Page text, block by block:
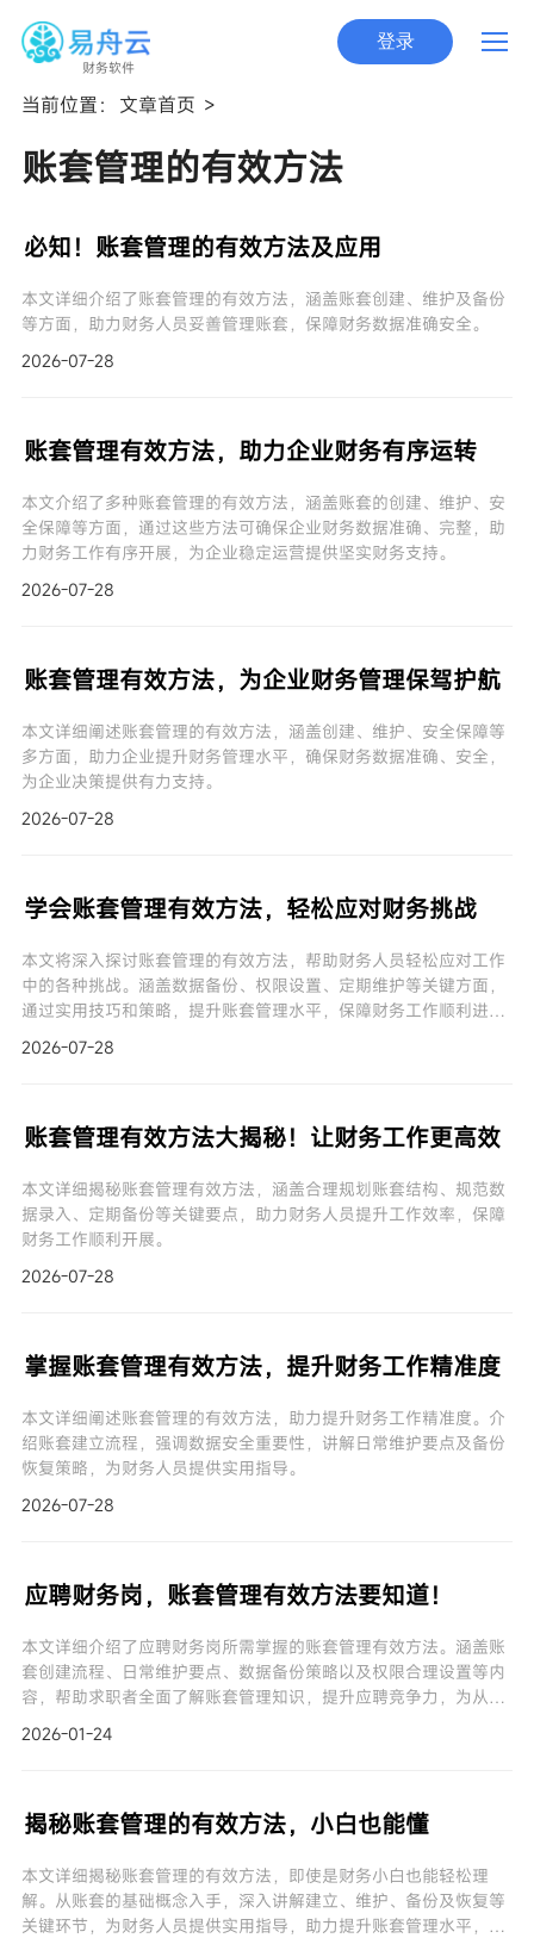
财务软件
登录
当前位置： 文章首页 >
账套管理的有效方法
必知！账套管理的有效方法及应用
本文详细介绍了账套管理的有效方法，涵盖账套创建、维护及备份
等方面，助力财务人员妥善管理账套，保障财务数据准确安全。
2026-07-28
账套管理有效方法，助力企业财务有序运转
本文介绍了多种账套管理的有效方法，涵盖账套的创建、维护、安
全保障等方面，通过这些方法可确保企业财务数据准确、完整，助
力财务工作有序开展，为企业稳定运营提供坚实财务支持。
2026-07-28
账套管理有效方法，为企业财务管理保驾护航
本文详细阐述账套管理的有效方法，涵盖创建、维护、安全保障等
多方面，助力企业提升财务管理水平，确保财务数据准确、安全，
为企业决策提供有力支持。
2026-07-28
学会账套管理有效方法，轻松应对财务挑战
本文将深入探讨账套管理的有效方法，帮助财务人员轻松应对工作
中的各种挑战。涵盖数据备份、权限设置、定期维护等关键方面，
通过实用技巧和策略，提升账套管理水平，保障财务工作顺利进
2026-07-28
账套管理有效方法大揭秘！让财务工作更高效
本文详细揭秘账套管理有效方法，涵盖合理规划账套结构、规范数
据录入、定期备份等关键要点，助力财务人员提升工作效率，保障
财务工作顺利开展。
2026-07-28
掌握账套管理有效方法，提升财务工作精准度
本文详细阐述账套管理的有效方法，助力提升财务工作精准度。介
绍账套建立流程，强调数据安全重要性，讲解日常维护要点及备份
恢复策略，为财务人员提供实用指导。
2026-07-28
应聘财务岗，账套管理有效方法要知道！
本文详细介绍了应聘财务岗所需掌握的账套管理有效方法。涵盖账
套创建流程、日常维护要点、数据备份策略以及权限合理设置等内
容，帮助求职者全面了解账套管理知识，提升应聘竞争力，为从事
2026-01-24
揭秘账套管理的有效方法，小白也能懂
本文详细揭秘账套管理的有效方法，即使是财务小白也能轻松理
解。从账套的基础概念入手，深入讲解建立、维护、备份及恢复等
关键环节，为财务人员提供实用指导，助力提升账套管理水平，保